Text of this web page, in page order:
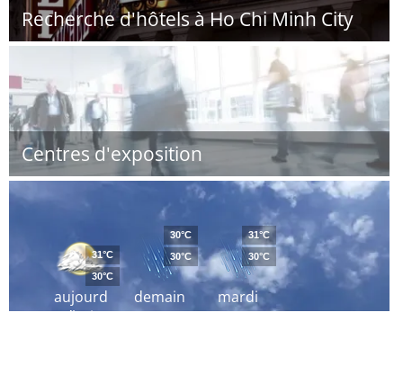
Recherche d'hôtels à Ho Chi Minh City
Centres d'exposition
aujourd
´hui
31°C
30°C
demain
30°C
30°C
mardi
31°C
30°C